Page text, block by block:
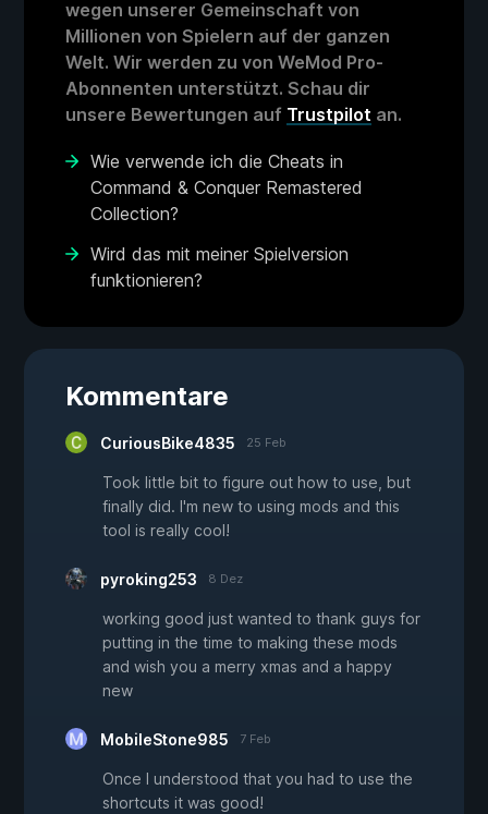
wegen unserer Gemeinschaft von
Millionen von Spielern auf der ganzen
Welt. Wir werden zu von WeMod Pro-
Abonnenten unterstützt. Schau dir
unsere Bewertungen auf Trustpilot an.
Wie verwende ich die Cheats in
Command & Conquer Remastered
Collection?
Wird das mit meiner Spielversion
funktionieren?
Kommentare
CuriousBike4835 25 Feb
Took little bit to figure out how to use, but
finally did. I'm new to using mods and this
tool is really cool!
pyroking253 8 Dez
working good just wanted to thank guys for
putting in the time to making these mods
and wish you a merry xmas and a happy
new
MobileStone985 7 Feb
Once I understood that you had to use the
shortcuts it was good!